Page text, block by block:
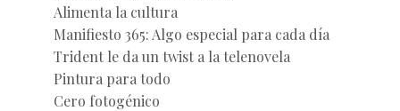
Alimenta la cultura
Manifiesto 365: Algo especial para cada día
Trident le da un twist a la telenovela
Pintura para todo
Cero fotogénico